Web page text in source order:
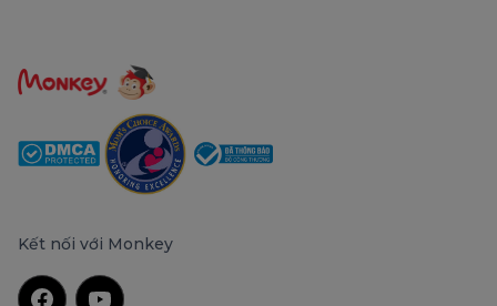
Kết nối với Monkey